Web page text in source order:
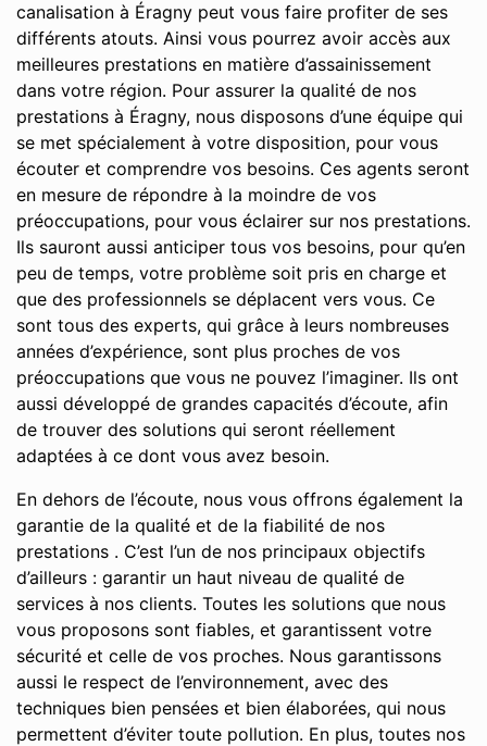
canalisation à Éragny peut vous faire profiter de ses
différents atouts. Ainsi vous pourrez avoir accès aux
meilleures prestations en matière d’assainissement
dans votre région. Pour assurer la qualité de nos
prestations à Éragny, nous disposons d’une équipe qui
se met spécialement à votre disposition, pour vous
écouter et comprendre vos besoins. Ces agents seront
en mesure de répondre à la moindre de vos
préoccupations, pour vous éclairer sur nos prestations.
Ils sauront aussi anticiper tous vos besoins, pour qu’en
peu de temps, votre problème soit pris en charge et
que des professionnels se déplacent vers vous. Ce
sont tous des experts, qui grâce à leurs nombreuses
années d’expérience, sont plus proches de vos
préoccupations que vous ne pouvez l’imaginer. Ils ont
aussi développé de grandes capacités d’écoute, afin
de trouver des solutions qui seront réellement
adaptées à ce dont vous avez besoin.
En dehors de l’écoute, nous vous offrons également la
garantie de la qualité et de la fiabilité de nos
prestations . C’est l’un de nos principaux objectifs
d’ailleurs : garantir un haut niveau de qualité de
services à nos clients. Toutes les solutions que nous
vous proposons sont fiables, et garantissent votre
sécurité et celle de vos proches. Nous garantissons
aussi le respect de l’environnement, avec des
techniques bien pensées et bien élaborées, qui nous
permettent d’éviter toute pollution. En plus, toutes nos